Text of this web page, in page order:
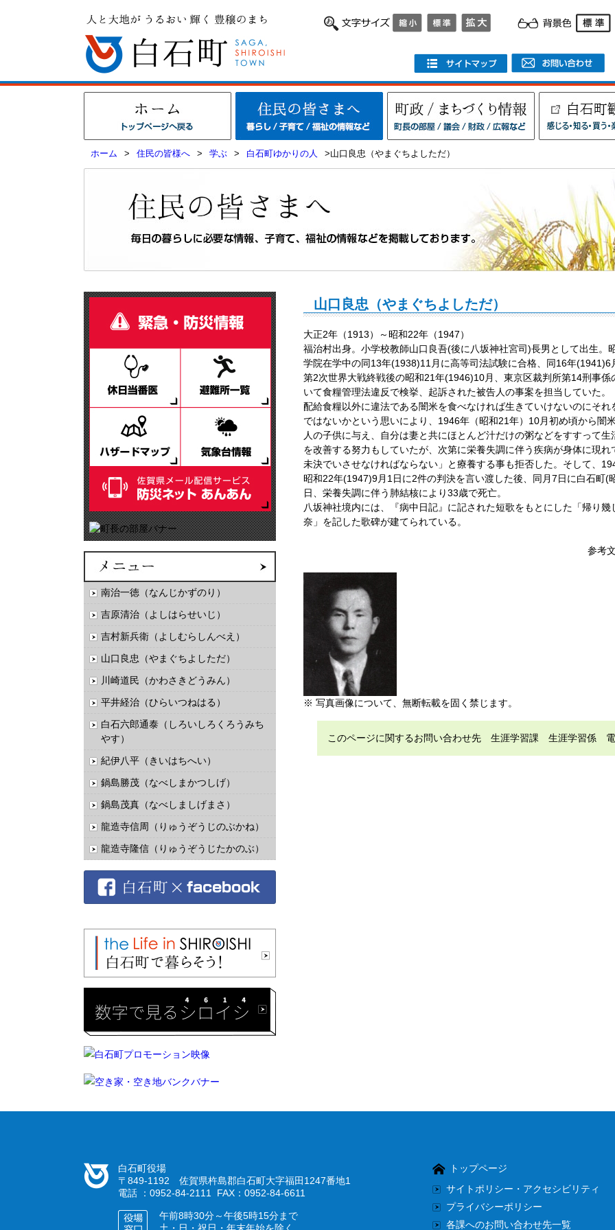
ホーム > 住民の皆様へ > 学ぶ > 白石町ゆかりの人 >山口良忠（やまぐちよしただ）
南治一徳（なんじかずのり）
吉原清治（よしはらせいじ）
吉村新兵衛（よしむらしんべえ）
山口良忠（やまぐちよしただ）
川崎道民（かわさきどうみん）
平井経治（ひらいつねはる）
白石六郎通泰（しろいしろくろうみち
やす）
紀伊八平（きいはちへい）
鍋島勝茂（なべしまかつしげ）
鍋島茂真（なべしましげまさ）
龍造寺信周（りゅうぞうじのぶかね）
龍造寺隆信（りゅうぞうじたかのぶ）
山口良忠（やまぐちよしただ）
大正2年（1913）～昭和22年（1947）
福治村出身。小学校教師山口良吾(後に八坂神社宮司)長男として出生
学院在学中の同13年(1938)11月に高等司法試験に合格、同16年(1941)6
第2次世界大戦終戦後の昭和21年(1946)10月、東京区裁判所第14刑事
いて食糧管理法違反で検挙、起訴された被告人の事案を担当していた。
配給食糧以外に違法である闇米を食べなければ生きていけないのにそ
ではないかという思いにより、1946年（昭和21年）10月初め頃から闇
人の子供に与え、自分は妻と共にほとんど汁だけの粥などをすすって
を改善する努力もしていたが、次第に栄養失調に伴う疾病が身体に現
未決でいさせなければならない」と療養する事も拒否した。そして、
昭和22年(1947)9月1日に2件の判決を言い渡した後、同月7日に白石町(
日、栄養失調に伴う肺結核により33歳で死亡。
八坂神社境内には、『病中日記』に記された短歌をもとにした「帰り
奈」を記した歌碑が建てられている。
参考
※ 写真画像について、無断転載を固く禁じます。
このページに関するお問い合わせ先 生涯学習課 生涯学習係
白石町役場
〒849-1192 佐賀県杵島郡白石町大字福田1247番地1
電話 ：0952-84-2111 FAX：0952-84-6611
午前8時30分～午後5時15分まで
トップページ
サイトポリシー・アクセシビリティ
プライバシーポリシー
各課へのお問い合わせ先一覧